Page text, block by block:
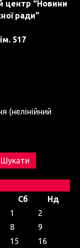
центр “Новини
ради”
517
(нелінійний
Сб
Нд
1
2
8
9
15
16